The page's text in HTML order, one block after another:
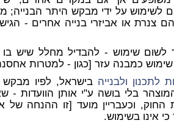
לשימוש על ידי מבקש היתר הבנייה;
צנרת או אביזרי בנייה אחרים -
לשום שימוש - להבדיל מחלל שיש בו
כמבנה עזר [כגון - למטרות
לתכנון ולבנייה בישראל, לפיו
בלי בושה ע"י אותן הוועדות
וכעבריין מועד [זו ההנחה של
אינו בשימוש.